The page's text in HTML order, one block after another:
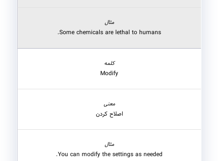
Some chemicals are lethal to humans.
Modify
اصلاح کردن
You can modify the settings as needed.